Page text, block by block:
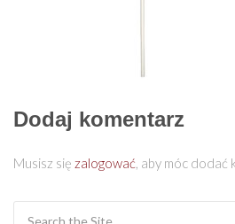
Dodaj komentarz
Musisz się zalogować, aby móc dodać